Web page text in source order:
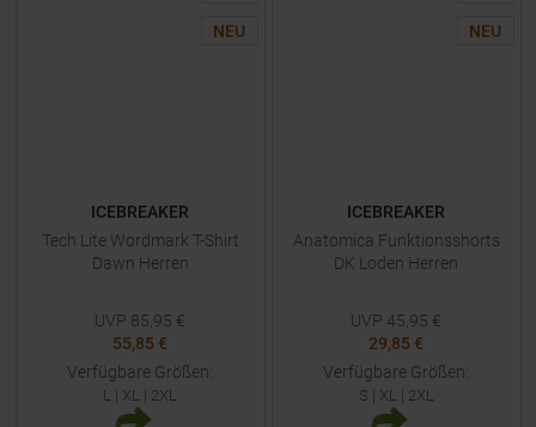
NEU
ICEBREAKER
Tech Lite Wordmark T-Shirt
Dawn Herren
UVP 85,95 €
55,85 €
Verfügbare Größen:
L | XL | 2XL
NEU
ICEBREAKER
Anatomica Funktionsshorts
DK Loden Herren
UVP 45,95 €
29,85 €
Verfügbare Größen:
S | XL | 2XL